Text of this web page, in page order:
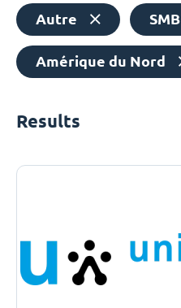
Autre SMB
Amérique du Nord
Results